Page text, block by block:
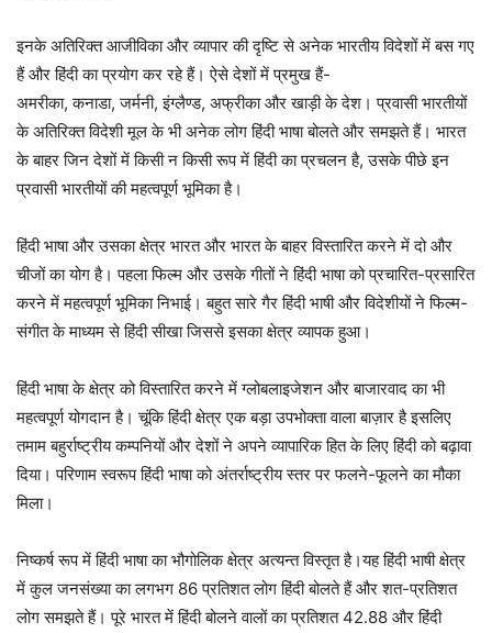
इनके अतिरिक्त आजीविका और व्यापार की दृष्टि से अनेक भारतीय विदेशों में बस गए
हैं और हिंदी का प्रयोग कर रहे हैं। ऐसे देशों में प्रमुख हैं-
अमरीका, कनाडा, जर्मनी, इंग्लैण्ड, अफ्रीका और खाड़ी के देश। प्रवासी भारतीयों
के अतिरिक्त विदेशी मूल के भी अनेक लोग हिंदी भाषा बोलते और समझते हैं। भारत
के बाहर जिन देशों में किसी न किसी रूप में हिंदी का प्रचलन है, उसके पीछे इन
प्रवासी भारतीयों की महत्वपूर्ण भूमिका है।
हिंदी भाषा और उसका क्षेत्र भारत और भारत के बाहर विस्तारित करने में दो और
चीजों का योग है। पहला फिल्म और उसके गीतों ने हिंदी भाषा को प्रचारित-प्रसारित
करने में महत्वपूर्ण भूमिका निभाई। बहुत सारे गैर हिंदी भाषी और विदेशीयों ने फिल्म-
संगीत के माध्यम से हिंदी सीखा जिससे इसका क्षेत्र व्यापक हुआ।
हिंदी भाषा के क्षेत्र को विस्तारित करने में ग्लोबलाइजेशन और बाजारवाद का भी
महत्वपूर्ण योगदान है। चूंकि हिंदी क्षेत्र एक बड़ा उपभोक्ता वाला बाज़ार है इसलिए
तमाम बहुर्राष्ट्रीय कम्पनियों और देशों ने अपने व्यापारिक हित के लिए हिंदी को बढ़ावा
दिया। परिणाम स्वरूप हिंदी भाषा को अंतर्राष्ट्रीय स्तर पर फलने-फूलने का मौका
मिला।
निष्कर्ष रूप में हिंदी भाषा का भौगोलिक क्षेत्र अत्यन्त विस्तृत है।यह हिंदी भाषी क्षेत्र
में कुल जनसंख्या का लगभग 86 प्रतिशत लोग हिंदी बोलते हैं और शत-प्रतिशत
लोग समझते हैं। पूरे भारत में हिंदी बोलने वालों का प्रतिशत 42.88 और हिंदी